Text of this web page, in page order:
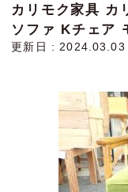
カリモク家具
ソファ Kチェア
更新日 : 2024.03.03